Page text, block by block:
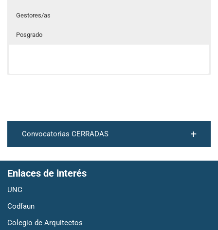
Gestores/as
Posgrado
Convocatorias CERRADAS
Enlaces de interés
UNC
Codfaun
Colegio de Arquitectos